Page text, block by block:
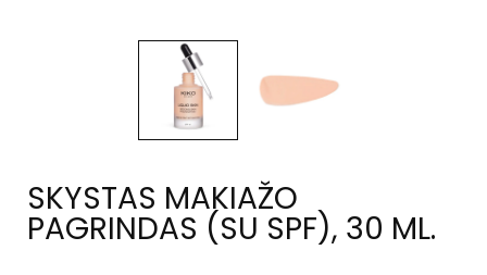
SKYSTAS MAKIAŽO
PAGRINDAS (SU SPF), 30 ML.